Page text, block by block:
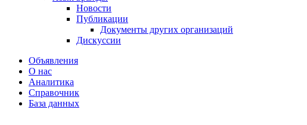
Новости
Публикации
Документы других организаций
Дискуссии
Объявления
О нас
Аналитика
Справочник
База данных